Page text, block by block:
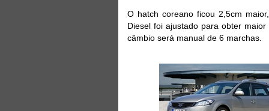
O hatch coreano ficou 2,5cm
Diesel foi ajustado para obter
câmbio será manual de 6 marchas.